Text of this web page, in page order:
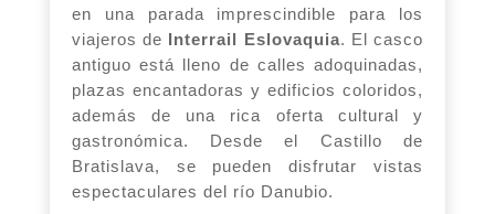
en una parada imprescindible para los
viajeros de Interrail Eslovaquia. El casco
antiguo está lleno de calles adoquinadas,
plazas encantadoras y edificios coloridos,
además de una rica oferta cultural y
gastronómica. Desde el Castillo de
Bratislava, se pueden disfrutar vistas
espectaculares del río Danubio.